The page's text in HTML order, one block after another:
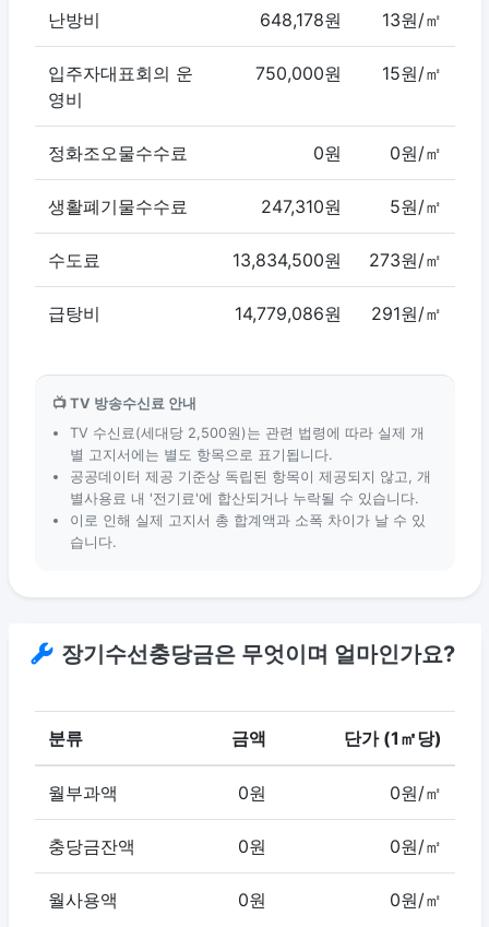
난방비 648,178원 13원/㎡
입주자대표회의 운
영비
750,000원 15원/㎡
정화조오물수수료 0원 0원/㎡
생활폐기물수수료 247,310원 5원/㎡
수도료 13,834,500원 273원/㎡
급탕비 14,779,086원 291원/㎡
📺 TV 방송수신료 안내
TV 수신료(세대당 2,500원)는 관련 법령에 따라 실제 개
별 고지서에는 별도 항목으로 표기됩니다.
공공데이터 제공 기준상 독립된 항목이 제공되지 않고, 개
별사용료 내 '전기료'에 합산되거나 누락될 수 있습니다.
이로 인해 실제 고지서 총 합계액과 소폭 차이가 날 수 있
습니다.
장기수선충당금은 무엇이며 얼마인가요?
분류 금액 단가 (1㎡당)
월부과액 0원 0원/㎡
충당금잔액 0원 0원/㎡
월사용액 0원 0원/㎡